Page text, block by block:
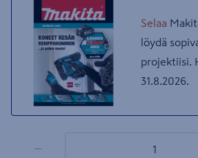
Selaa
löydä
projektiisi.
31.8.2026.
−